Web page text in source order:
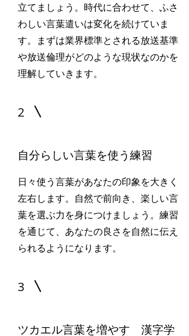
立てましょう。時代に合わせて、ふさ
わしい言葉遣いは変化を続けていま
す。
まずは業界標準とされる放送基準
や放送倫理がどのような現状なのかを
理解していきます。
2
自分らしい言葉を使う練習
日々使う言葉があなたの印象を大きく
左右します。自然で前向き、楽しい言
葉を選ぶ力を身につけましょう。練習
を通じて、あなたの良さを自然に伝え
られるようになります。
3
ツカエル言葉を増やす 漢字学